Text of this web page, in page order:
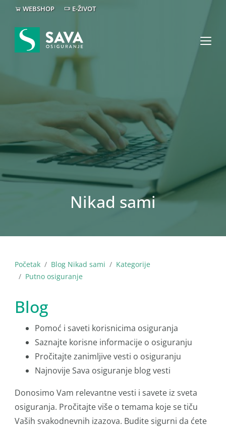
WEBSHOP E-ŽIVOT
Nikad sami
Početak Blog Nikad sami
Kategorije
Putno osiguranje
Blog
Pomoć i saveti korisnicima osiguranja
Saznajte korisne informacije o osiguranju
Pročitajte zanimljive vesti o osiguranju
Najnovije Sava osiguranje blog vesti
Donosimo Vam relevantne vesti i savete iz sveta
osiguranja. Pročitajte više o temama koje se tiču
Vaših svakodnevnih izazova. Budite sigurni da ćete